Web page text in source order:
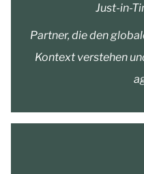
Just-in-
Partner, die den
Kontext verstehen